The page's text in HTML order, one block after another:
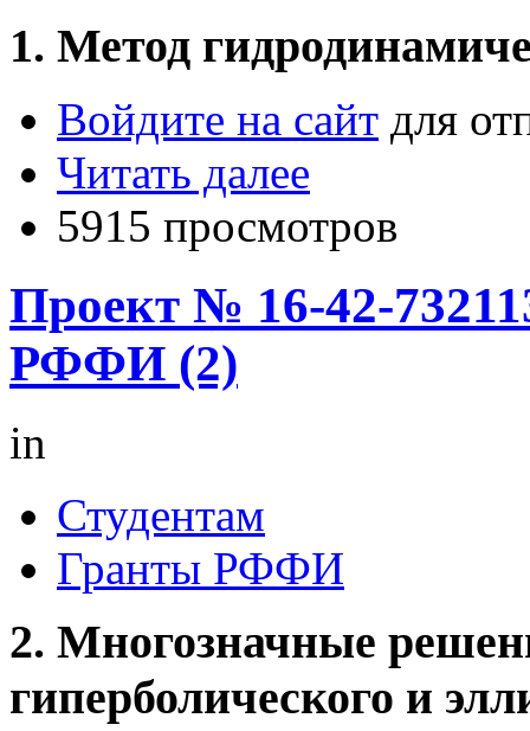
1. Метод
Войдите на сайт для
Читать далее
5915 просмотров
Проект № 16-42-
РФФИ (2)
in
Студентам
Гранты РФФИ
2. Многозначные
гиперболического и